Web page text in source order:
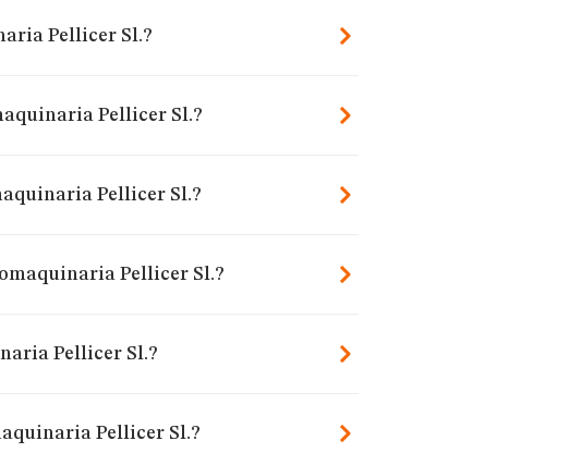
Pellicer Sl.?
Pellicer Sl.?
Pellicer Sl.?
Pellicer Sl.?
Pellicer Sl.?
Pellicer Sl.?